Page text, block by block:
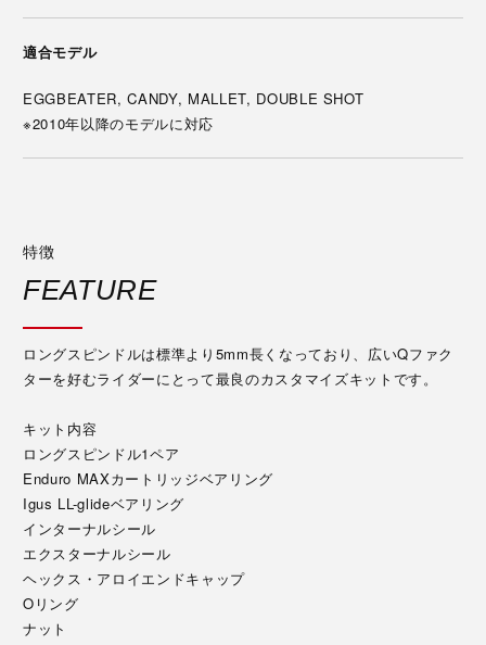
適合モデル
EGGBEATER, CANDY, MALLET, DOUBLE SHOT
※2010年以降のモデルに対応
特徴
FEATURE
ロングスピンドルは標準より5mm長くなっており、広いQファク
ターを好むライダーにとって最良のカスタマイズキットです。
キット内容
ロングスピンドル1ペア
Enduro MAXカートリッジベアリング
Igus LL-glideベアリング
インターナルシール
エクスターナルシール
ヘックス・アロイエンドキャップ
Oリング
ナット